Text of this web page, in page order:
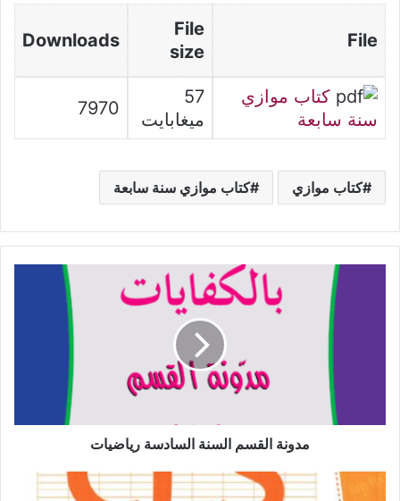
File
File
size
Downloads
كتاب موازي
سنة سابعة
57
ميغابايت
7970
كتاب موازي كتاب موازي سنة سابعة
مدونة القسم السنة السادسة رياضيات